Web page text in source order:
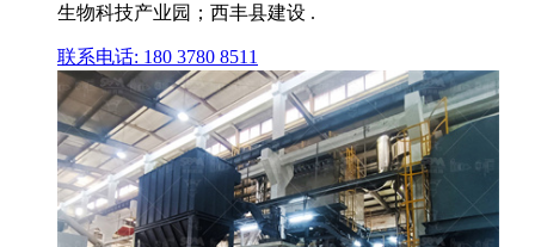
生物科技产业园；西丰县建设 .
联系电话: 180 3780 8511